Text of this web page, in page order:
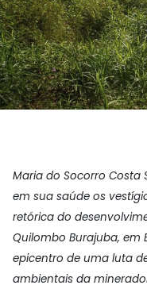
Maria do Socorro Costa
em sua saúde os
retórica do
Quilombo Burajuba, em
epicentro de uma luta
ambientais da